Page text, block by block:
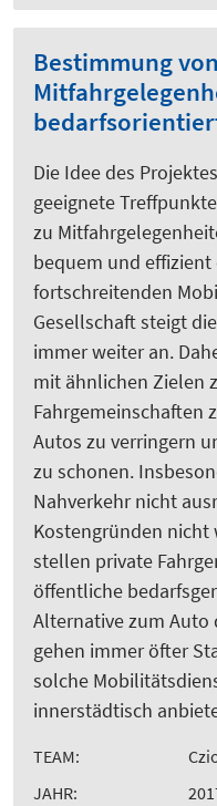
Bestimmung
Die Idee des
geeignete
zu
bequem und
fortschreitenden
Gesellschaft steigt
immer weiter an.
mit ähnlichen Zielen
Fahrgemeinschaften
Autos zu verringern
zu schonen.
Nahverkehr nicht
Kostengründen
stellen private
öffentliche
Alternative zum Auto
gehen immer öfter
solche
innerstädtisch
TEAM:
JAHR: